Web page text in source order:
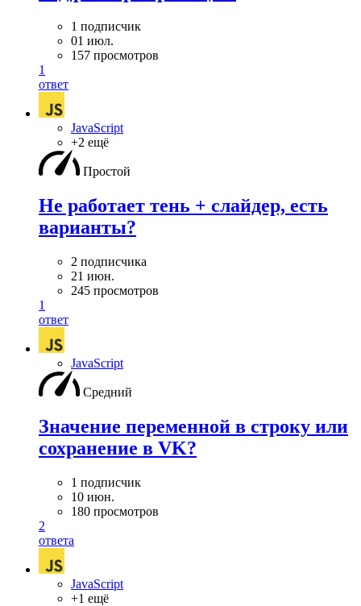
1 подписчик
01 июл.
157 просмотров
1
ответ
JavaScript
+2 ещё
Простой
Не работает тень + слайдер, есть
варианты?
2 подписчика
21 июн.
245 просмотров
1
ответ
JavaScript
Средний
Значение переменной в строку или
сохранение в VK?
1 подписчик
10 июн.
180 просмотров
2
ответа
JavaScript
+1 ещё